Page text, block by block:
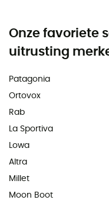
Onze favoriete
uitrusting
Patagonia
Ortovox
Rab
La Sportiva
Lowa
Altra
Millet
Moon Boot